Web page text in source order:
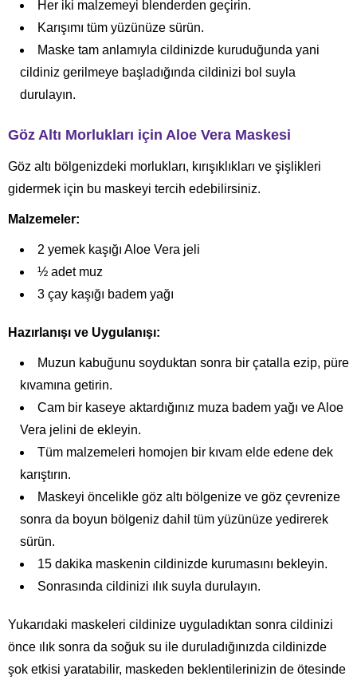
Her iki malzemeyi blenderden geçirin.
Karışımı tüm yüzünüze sürün.
Maske tam anlamıyla cildinizde kuruduğunda yani
cildiniz gerilmeye başladığında cildinizi bol suyla
durulayın.
Göz Altı Morlukları için Aloe Vera Maskesi
Göz altı bölgenizdeki morlukları, kırışıklıkları ve şişlikleri
gidermek için bu maskeyi tercih edebilirsiniz.
Malzemeler:
2 yemek kaşığı Aloe Vera jeli
½ adet muz
3 çay kaşığı badem yağı
Hazırlanışı ve Uygulanışı:
Muzun kabuğunu soyduktan sonra bir çatalla ezip, püre
kıvamına getirin.
Cam bir kaseye aktardığınız muza badem yağı ve Aloe
Vera jelini de ekleyin.
Tüm malzemeleri homojen bir kıvam elde edene dek
karıştırın.
Maskeyi öncelikle göz altı bölgenize ve göz çevrenize
sonra da boyun bölgeniz dahil tüm yüzünüze yedirerek
sürün.
15 dakika maskenin cildinizde kurumasını bekleyin.
Sonrasında cildinizi ılık suyla durulayın.
Yukarıdaki maskeleri cildinize uyguladıktan sonra cildinizi
önce ılık sonra da soğuk su ile duruladığınızda cildinizde
şok etkisi yaratabilir, maskeden beklentilerinizin de ötesinde